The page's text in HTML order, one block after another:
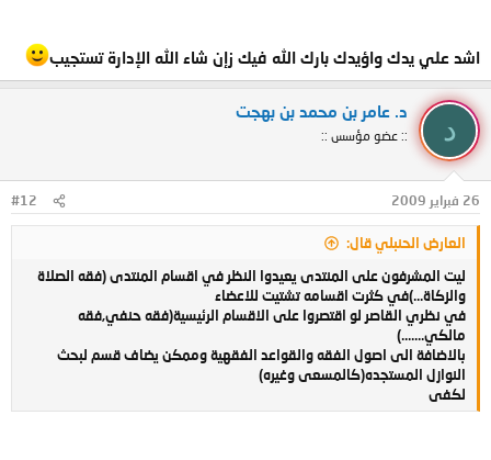
اشد علي يدك واؤيدك بارك الله فيك زإن شاء الله الإدارة تستجيب
د
د. عامر بن محمد بن بهجت
:: عضو مؤسس ::
26 فبراير 2009 #12
العارض الحنبلي قال:
ليت المشرفون على المنتدى يعيدوا النظر في اقسام المنتدى (فقه الصلاة
والزكاة...)في كثرت اقسامه تشتيت للاعضاء
في نظري القاصر لو اقتصروا على الاقسام الرئيسية(فقه حنفي,فقه
مالكي.......)
بالاضافة الى اصول الفقه والقواعد الفقهية وممكن يضاف قسم لبحث
النوازل المستجده(كالمسعى وغيره)
لكفى